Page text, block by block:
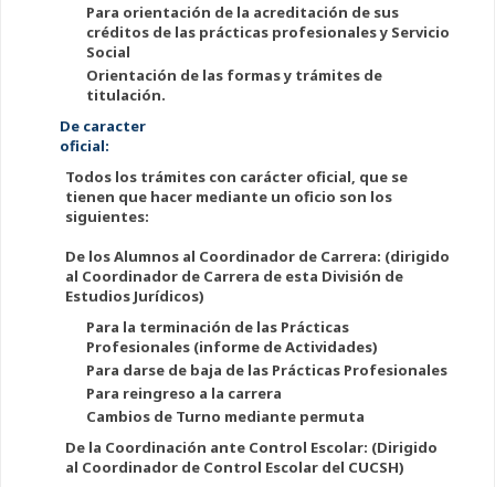
Para orientación de la acreditación de sus
créditos de las prácticas profesionales y Servicio
Social
Orientación de las formas y trámites de
titulación.
De caracter
oficial:
Todos los trámites con carácter oficial, que se
tienen que hacer mediante un oficio son los
siguientes:
De los Alumnos al Coordinador de Carrera: (dirigido
al Coordinador de Carrera de esta División de
Estudios Jurídicos)
Para la terminación de las Prácticas
Profesionales (informe de Actividades)
Para darse de baja de las Prácticas Profesionales
Para reingreso a la carrera
Cambios de Turno mediante permuta
De la Coordinación ante Control Escolar: (Dirigido
al Coordinador de Control Escolar del CUCSH)